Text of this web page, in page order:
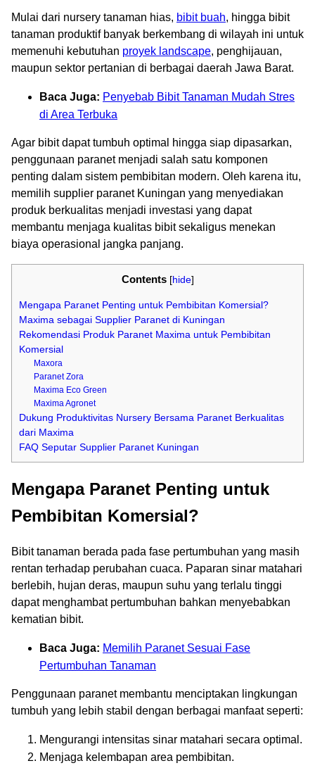
Mulai dari nursery tanaman hias, bibit buah, hingga bibit
tanaman produktif banyak berkembang di wilayah ini untuk
memenuhi kebutuhan proyek landscape, penghijauan,
maupun sektor pertanian di berbagai daerah Jawa Barat.
Baca Juga: Penyebab Bibit Tanaman Mudah Stres
di Area Terbuka
Agar bibit dapat tumbuh optimal hingga siap dipasarkan,
penggunaan paranet menjadi salah satu komponen
penting dalam sistem pembibitan modern. Oleh karena itu,
memilih supplier paranet Kuningan yang menyediakan
produk berkualitas menjadi investasi yang dapat
membantu menjaga kualitas bibit sekaligus menekan
biaya operasional jangka panjang.
Contents [hide]
Mengapa Paranet Penting untuk Pembibitan Komersial?
Maxima sebagai Supplier Paranet di Kuningan
Rekomendasi Produk Paranet Maxima untuk Pembibitan
Komersial
Maxora
Paranet Zora
Maxima Eco Green
Maxima Agronet
Dukung Produktivitas Nursery Bersama Paranet Berkualitas
dari Maxima
FAQ Seputar Supplier Paranet Kuningan
Mengapa Paranet Penting untuk
Pembibitan Komersial?
Bibit tanaman berada pada fase pertumbuhan yang masih
rentan terhadap perubahan cuaca. Paparan sinar matahari
berlebih, hujan deras, maupun suhu yang terlalu tinggi
dapat menghambat pertumbuhan bahkan menyebabkan
kematian bibit.
Baca Juga: Memilih Paranet Sesuai Fase
Pertumbuhan Tanaman
Penggunaan paranet membantu menciptakan lingkungan
tumbuh yang lebih stabil dengan berbagai manfaat seperti:
Mengurangi intensitas sinar matahari secara optimal.
Menjaga kelembapan area pembibitan.